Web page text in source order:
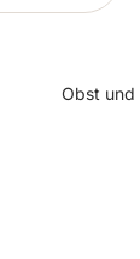
Obst und